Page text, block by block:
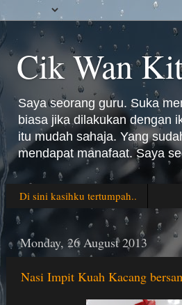
Cik Wan
Saya seorang guru. Suka
biasa jika dilakukan dengan
itu mudah sahaja. Yang
mendapat manafaat. Saya
Di sini kasihku tertumpah..
Monday, 26 August 2013
Nasi Impit Kuah Kacang